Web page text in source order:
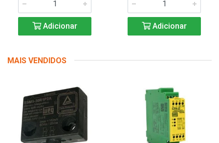
Adicionar Adicionar
MAIS VENDIDOS